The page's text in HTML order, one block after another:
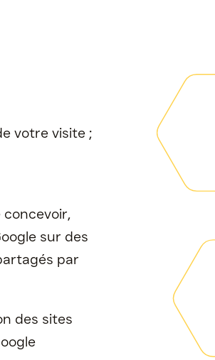
votre visite ;
sur des
par
des sites